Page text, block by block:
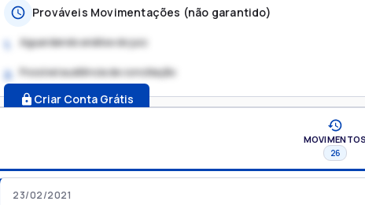
Prováveis Movimentações (não garantido)
1. Aguardando análise do juiz
2. Possível audiência de conciliação
Criar Conta Grátis
MOVIMENTOS
26
23/02/2021